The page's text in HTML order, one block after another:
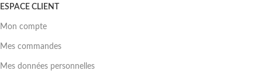
ESPACE CLIENT
Mon compte
Mes commandes
Mes données personnelles